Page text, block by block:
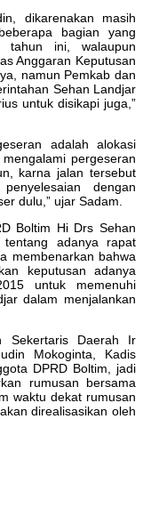
dikarenakan masih
bagian yang
tahun ini, walaupun
Anggaran Keputusan
namun Pemkab dan
Sehan Landjar
untuk disikapi juga,”
adalah alokasi
pergeseran
karna jalan tersebut
dengan
dulu,” ujar Sadam.
Boltim Hi Drs Sehan
tentang adanya rapat
membenarkan bahwa
keputusan adanya
untuk memenuhi
dalam menjalankan
Sekertaris Daerah Ir
Mokoginta, Kadis
DPRD Boltim, jadi
rumusan bersama
waktu dekat rumusan
direalisasikan oleh